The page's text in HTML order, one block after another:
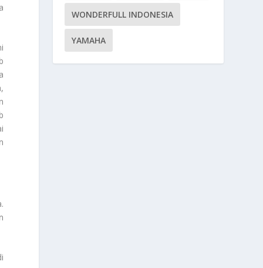
WONDERFULL INDONESIA
YAMAHA